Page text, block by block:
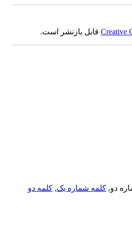
Creativeقابل بازنشر است.
دو, کلمه شماره یک, کلمه دو